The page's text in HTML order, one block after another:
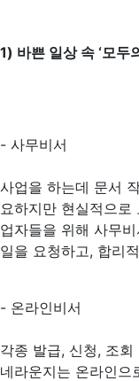
1) 바쁜 일상 속 ‘모두
- 사무비서
사업을 하는데 문서
요하지만 현실적으로
업자들을 위해 사무
일을 요청하고, 합리
- 온라인비서
각종 발급, 신청, 조
네라운지는 온라인으